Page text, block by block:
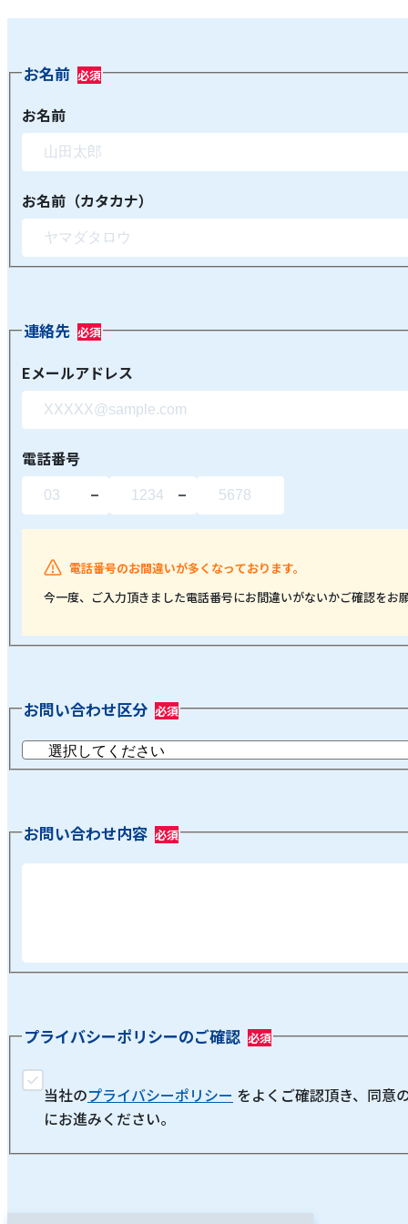
お名前
お名前
お名前（カタカナ）
連絡先
Eメールアドレス
電話番号
電話番号のお間違いが多くなっております。
今一度、ご入力頂きました電話番号にお間違いがないかご確認をお願
お問い合わせ区分
お問い合わせ内容
プライバシーポリシーのご確認
当社のプライバシーポリシー をよくご確認頂き、同意
にお進みください。